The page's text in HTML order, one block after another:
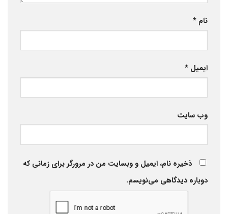
نام *
ایمیل *
وب‌ سایت
ذخیره نام، ایمیل و وبسایت من در مرورگر برای زمانی که
دوباره دیدگاهی می‌نویسم.